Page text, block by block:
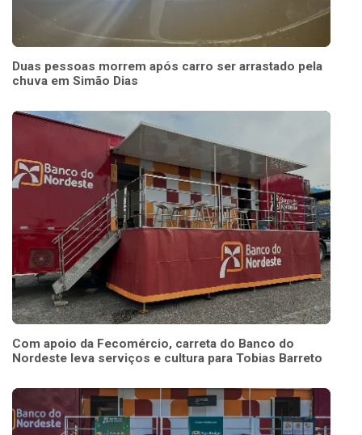
Duas pessoas morrem após carro ser arrastado pela
chuva em Simão Dias
Com apoio da Fecomércio, carreta do Banco do
Nordeste leva serviços e cultura para Tobias Barreto